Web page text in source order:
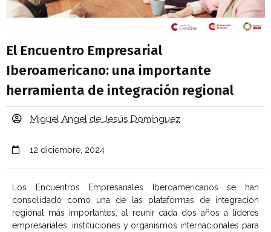
El Encuentro Empresarial
Iberoamericano: una importante
herramienta de integración regional
Miguel Ángel de Jesús Domínguez
12 diciembre, 2024
Los Encuentros Empresariales Iberoamericanos se han
consolidado como una de las plataformas de integración
regional más importantes, al reunir cada dos años a líderes
empresariales, instituciones y organismos internacionales para